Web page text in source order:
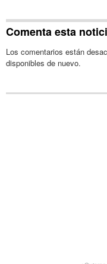
Comenta esta
Los comentarios están
disponibles de nuevo.